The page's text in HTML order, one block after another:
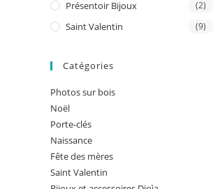
Présentoir Bijoux (2)
Saint Valentin (9)
Catégories
Photos sur bois
Noël
Porte-clés
Naissance
Fête des mères
Saint Valentin